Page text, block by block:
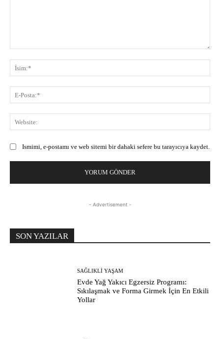
Ismimi, e-postamı ve web sitemi bir dahaki sefere bu tarayıcıya kaydet.
- Advertisement -
SON YAZILAR
SAĞLIKLI YAŞAM
Evde Yağ Yakıcı Egzersiz Programı:
Sıkılaşmak ve Forma Girmek İçin En Etkili
Yollar